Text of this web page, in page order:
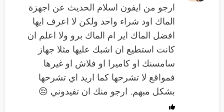
ارجو من ايفون اسلام الحديث عن اجهزة
الماك اود شراء واحد ولكن لا اعرف ايها
افضل الماك اير ام الماك برو ولا اعلم ان
كانت استطيع ان اشبك عليها مثلا جهاز
سامسنك او كاميرا او فلاش او غيرها
فمواقع لا تشرحها كما اريد اي تشرحها
بشكل مبهم. ارجو منك ان تفيدوني 😔